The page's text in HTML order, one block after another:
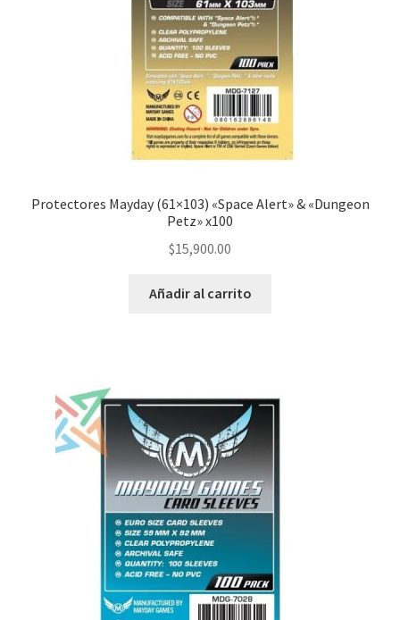
Protectores Mayday (61×103) «Space Alert» & «Dungeon
Petz» x100
$15,900.00
Añadir al carrito